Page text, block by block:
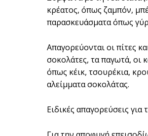
κρέατος, όπως ζαμπόν,
παρασκευάσματα όπως
Απαγορεύονται οι πίτες
σοκολάτες, τα παγωτά, οι
όπως κέικ, τσουρέκια,
αλείμματα σοκολάτας.
Ειδικές απαγορεύσεις για